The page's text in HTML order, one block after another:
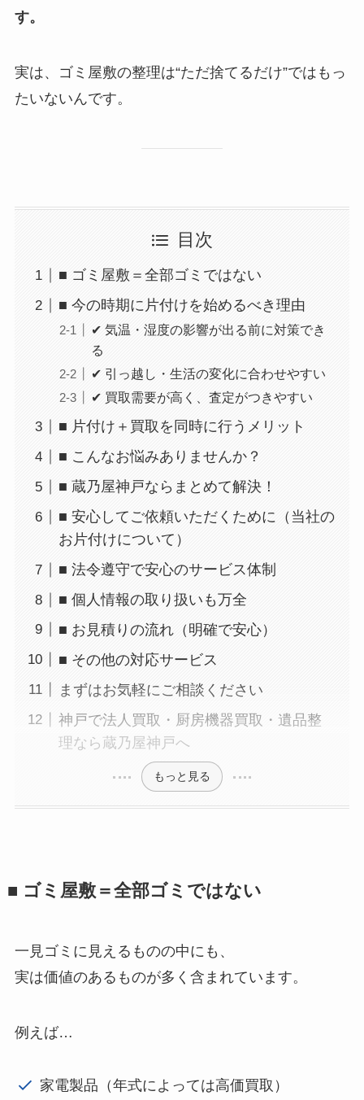
す。
実は、ゴミ屋敷の整理は“ただ捨てるだけ”ではもっ
たいないんです。
目次
■ ゴミ屋敷＝全部ゴミではない
■ 今の時期に片付けを始めるべき理由
✔ 気温・湿度の影響が出る前に対策でき
る
✔ 引っ越し・生活の変化に合わせやすい
✔ 買取需要が高く、査定がつきやすい
■ 片付け＋買取を同時に行うメリット
■ こんなお悩みありませんか？
■ 蔵乃屋神戸ならまとめて解決！
■ 安心してご依頼いただくために（当社の
お片付けについて）
■ 法令遵守で安心のサービス体制
■ 個人情報の取り扱いも万全
■ お見積りの流れ（明確で安心）
■ その他の対応サービス
まずはお気軽にご相談ください
神戸で法人買取・厨房機器買取・遺品整
理なら蔵乃屋神戸へ
もっと見る
■ ゴミ屋敷＝全部ゴミではない
一見ゴミに見えるものの中にも、
実は価値のあるものが多く含まれています。
例えば…
家電製品（年式によっては高価買取）